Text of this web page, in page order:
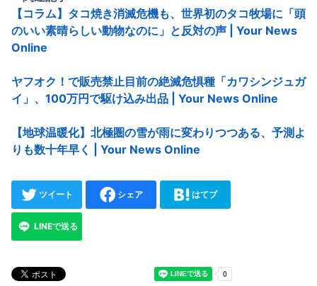
【コラム】タコ焼き消滅危機も、世界初のタコ牧場に「頭
のいい素晴らしい動物なのに」と反対の声 | Your News
Online
ヤフオク！で販売禁止目前の絶滅危惧種「カワシンジュガ
イ」、100万円で駆け込み出品 | Your News Online
【地球温暖化】北極圏の雪が雨に変わりつつある、予測よ
りも数十年早く | Your News Online
ツイート シェア はてブ
LINEで送る